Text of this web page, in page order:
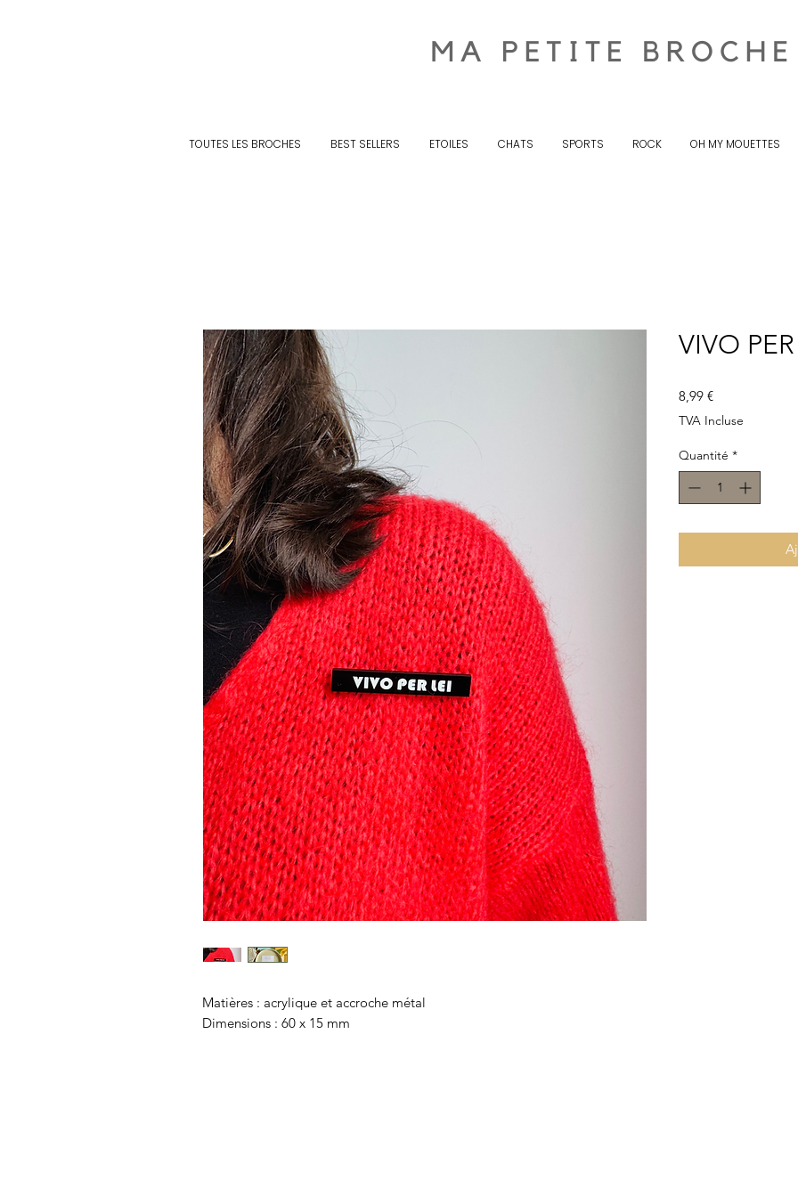
TOUTES LES BROCHES BEST SELLERS ETOILES CHATS SPORTS ROCK OH MY MOUETTES
Matières : acrylique et accroche métal
Dimensions : 60 x 15 mm
VIVO
8,99 €Prix
TVA Incluse
Quantité *